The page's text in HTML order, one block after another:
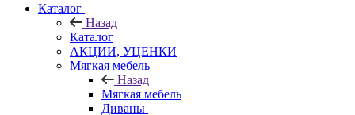
Каталог
Назад
Каталог
АКЦИИ, УЦЕНКИ
Мягкая мебель
Назад
Мягкая мебель
Диваны